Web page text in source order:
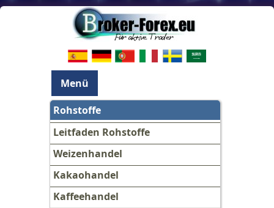
Menü
Rohstoffe
Leitfaden Rohstoffe
Weizenhandel
Kakaohandel
Kaffeehandel